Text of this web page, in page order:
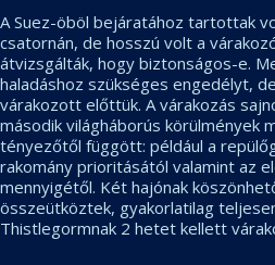
A Suez-öböl bejáratához tartottak
csatornán, de hosszú volt a
átvizsgálták, hogy biztonságos-e.
haladáshoz szükséges engedélyt,
várakozott előttük. A várakozás
második világháborús körülmények
tényezőtől függött: például a
rakomány prioritásától valamint az
mennyigétől. Két hajónak
összeütköztek, gyakorlatilag
Thistlegormnak 2 hetet kellett